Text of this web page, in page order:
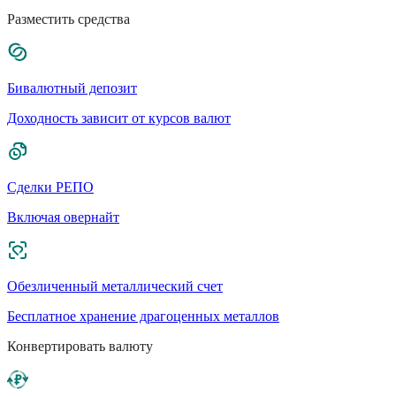
Разместить средства
Бивалютный депозит
Доходность зависит от курсов валют
Сделки РЕПО
Включая овернайт
Обезличенный металлический счет
Бесплатное хранение драгоценных металлов
Конвертировать валюту